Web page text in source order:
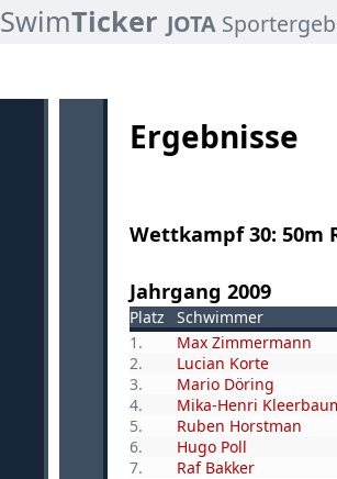
SwimTicker JOTA
Ergebnisse
Wettkampf 30: 50m
Jahrgang 2009
Platz Schwimmer
1.
Max Zimmermann
2.
Lucian Korte
3.
Mario Döring
4.
Mika-Henri
5.
Ruben Horstman
6.
Hugo Poll
7.
Raf Bakker